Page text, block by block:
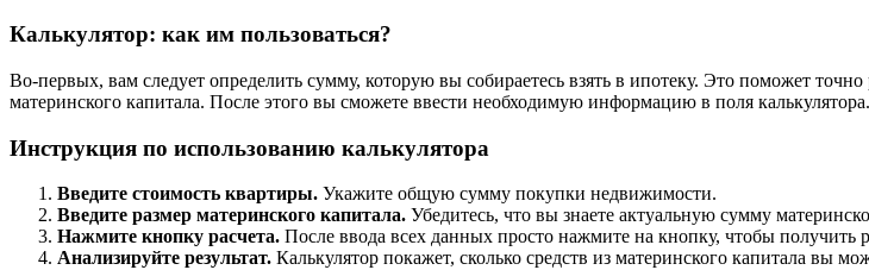
Калькулятор: как им пользоваться?
Во-первых, вам следует определить сумму, которую вы собираетесь взять в ипотеку. Это поможет
материнского капитала. После этого вы сможете ввести необходимую информацию в поля калькулятора.
Инструкция по использованию калькулятора
Введите стоимость квартиры. Укажите общую сумму покупки недвижимости.
Введите размер материнского капитала. Убедитесь, что вы знаете актуальную сумму
Нажмите кнопку расчета. После ввода всех данных просто нажмите на кнопку, чтобы получить
Анализируйте результат. Калькулятор покажет, сколько средств из материнского капитала вы